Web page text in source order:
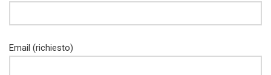
Email (richiesto)